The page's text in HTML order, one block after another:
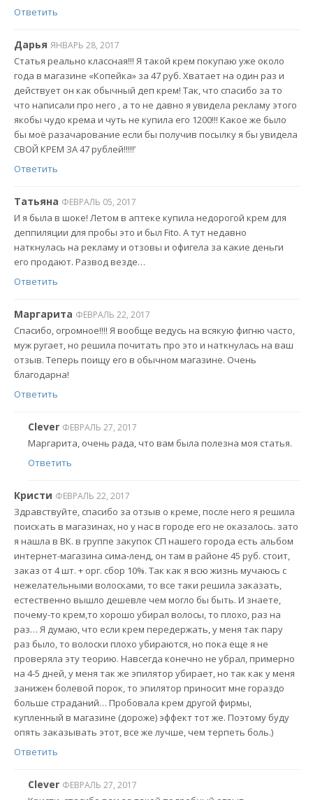
Ответить
Дарья ЯНВАРЬ 28, 2017
Статья реально классная!!! Я такой крем покупаю уже около
года в магазине «Копейка» за 47 руб. Хватает на один раз и
действует он как обычный деп крем! Так, что спасибо за то
что написали про него , а то не давно я увидела рекламу этого
якобы чудо крема и чуть не купила его 1200!!! Какое же было
бы моё разачарование если бы получив посылку я бы увидела
СВОЙ КРЕМ ЗА 47 рублей!!!!!’
Ответить
Татьяна ФЕВРАЛЬ 05, 2017
И я была в шоке! Летом в аптеке купила недорогой крем для
деппиляции для пробы это и был Fito. А тут недавно
наткнулась на рекламу и отзовы и офигела за какие деньги
его продают. Развод везде…
Ответить
Маргарита ФЕВРАЛЬ 22, 2017
Спасибо, огромное!!!! Я вообще ведусь на всякую фигню часто,
муж ругает, но решила почитать про это и наткнулась на ваш
отзыв. Теперь поищу его в обычном магазине. Очень
благодарна!
Ответить
Clever ФЕВРАЛЬ 27, 2017
Маргарита, очень рада, что вам была полезна моя статья.
Ответить
Кристи ФЕВРАЛЬ 22, 2017
Здравствуйте, спасибо за отзыв о креме, после него я решила
поискать в магазинах, но у нас в городе его не оказалось. зато
я нашла в ВК. в группе закупок СП нашего города есть альбом
интернет-магазина сима-ленд, он там в районе 45 руб. стоит,
заказ от 4 шт. + орг. сбор 10%. Так как я всю жизнь мучаюсь с
нежелательными волосками, то все таки решила заказать,
естественно вышло дешевле чем могло бы быть. И знаете,
почему-то крем,то хорошо убирал волосы, то плохо, раз на
раз… Я думаю, что если крем передержать, у меня так пару
раз было, то волоски плохо убираются, но пока еще я не
проверяла эту теорию. Навсегда конечно не убрал, примерно
на 4-5 дней, у меня так же эпилятор убирает, но так как у меня
занижен болевой порок, то эпилятор приносит мне гораздо
больше страданий… Пробовала крем другой фирмы,
купленный в магазине (дороже) эффект тот же. Поэтому буду
опять заказывать этот, все же лучше, чем терпеть боль.)
Ответить
Clever ФЕВРАЛЬ 27, 2017